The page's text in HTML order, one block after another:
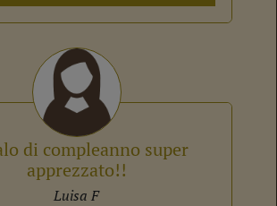
di compleanno super
apprezzato!!
Luisa F